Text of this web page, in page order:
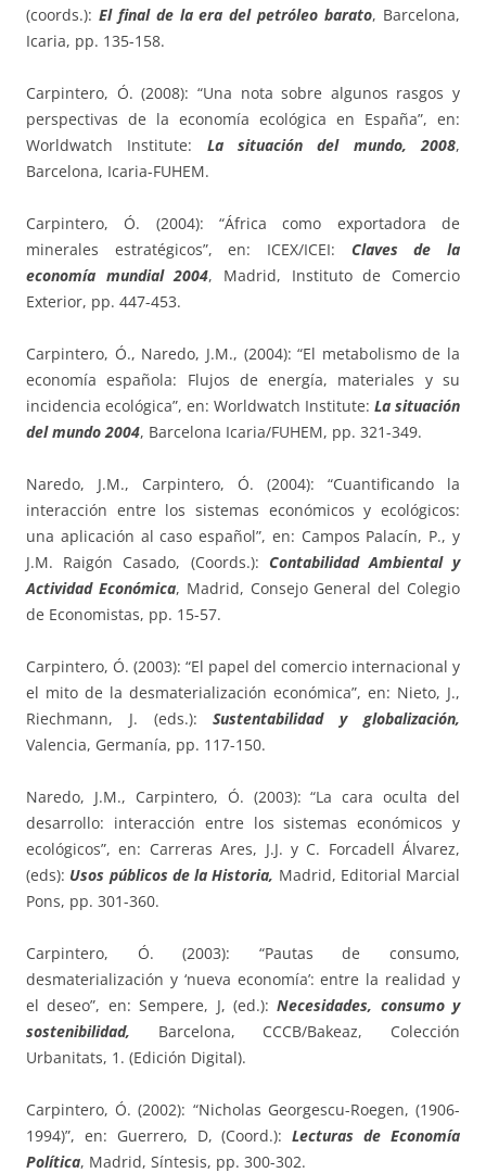
(coords.): El final de la era del petróleo barato, Barcelona,
Icaria, pp. 135-158.
Carpintero, Ó. (2008): “Una nota sobre algunos rasgos y
perspectivas de la economía ecológica en España”, en:
Worldwatch Institute: La situación del mundo, 2008,
Barcelona, Icaria-FUHEM.
Carpintero, Ó. (2004): “África como exportadora de
minerales estratégicos”, en: ICEX/ICEI: Claves de la
economía mundial 2004, Madrid, Instituto de Comercio
Exterior, pp. 447-453.
Carpintero, Ó., Naredo, J.M., (2004): “El metabolismo de la
economía española: Flujos de energía, materiales y su
incidencia ecológica”, en: Worldwatch Institute: La situación
del mundo 2004, Barcelona Icaria/FUHEM, pp. 321-349.
Naredo, J.M., Carpintero, Ó. (2004): “Cuantificando la
interacción entre los sistemas económicos y ecológicos:
una aplicación al caso español”, en: Campos Palacín, P., y
J.M. Raigón Casado, (Coords.): Contabilidad Ambiental y
Actividad Económica, Madrid, Consejo General del Colegio
de Economistas, pp. 15-57.
Carpintero, Ó. (2003): “El papel del comercio internacional y
el mito de la desmaterialización económica”, en: Nieto, J.,
Riechmann, J. (eds.):Sustentabilidad y globalización,
Valencia, Germanía, pp. 117-150.
Naredo, J.M., Carpintero, Ó. (2003): “La cara oculta del
desarrollo: interacción entre los sistemas económicos y
ecológicos”, en: Carreras Ares, J.J. y C. Forcadell Álvarez,
(eds): Usos públicos de la Historia, Madrid, Editorial Marcial
Pons, pp. 301-360.
Carpintero, Ó. (2003): “Pautas de consumo,
desmaterialización y ‘nueva economía’: entre la realidad y
el deseo”, en: Sempere, J, (ed.):Necesidades, consumo y
sostenibilidad, Barcelona, CCCB/Bakeaz, Colección
Urbanitats, 1. (Edición Digital).
Carpintero, Ó. (2002): “Nicholas Georgescu-Roegen, (1906-
1994)”, en: Guerrero, D, (Coord.):Lecturas de Economía
Política, Madrid, Síntesis, pp. 300-302.